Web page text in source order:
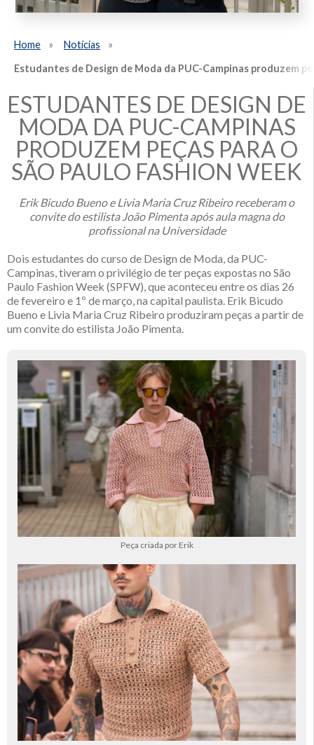
Home
Notícias
Estudantes de Design de Moda da PUC-Campinas produzem
ESTUDANTES DE DESIGN DE
MODA DA PUC-CAMPINAS
PRODUZEM PEÇAS PARA O
SÃO PAULO FASHION WEEK
Erik Bicudo Bueno e Livia Maria Cruz Ribeiro receberam o
convite do estilista João Pimenta após aula magna do
profissional na Universidade
Dois estudantes do curso de Design de Moda, da PUC-
Campinas, tiveram o privilégio de ter peças expostas no São
Paulo Fashion Week (SPFW), que aconteceu entre os dias 26
de fevereiro e 1º de março, na capital paulista. Erik Bicudo
Bueno e Livia Maria Cruz Ribeiro produziram peças a partir de
um convite do estilista João Pimenta.
Peça criada por Erik